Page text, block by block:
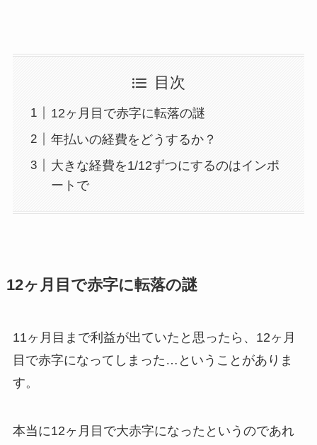
目次
12ヶ月目で赤字に転落の謎
年払いの経費をどうするか？
大きな経費を1/12ずつにするのはインポ
ートで
12ヶ月目で赤字に転落の謎
11ヶ月目まで利益が出ていたと思ったら、12ヶ月
目で赤字になってしまった…ということがありま
す。
本当に12ヶ月目で大赤字になったというのであれ